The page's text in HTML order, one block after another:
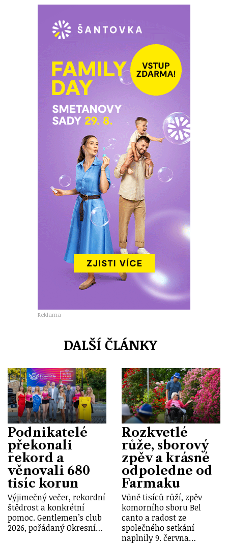
Reklama
DALŠÍ ČLÁNKY
Podnikatelé
překonali
rekord a
věnovali 680
tisíc korun
Výjimečný večer, rekordní
štědrost a konkrétní
pomoc. Gentlemen’s club
2026, pořádaný Okresní…
Rozkvetlé
růže, sborový
zpěv a krásné
odpoledne od
Farmaku
Vůně tisíců růží, zpěv
komorního sboru Bel
canto a radost ze
společného setkání
naplnily 9. června…